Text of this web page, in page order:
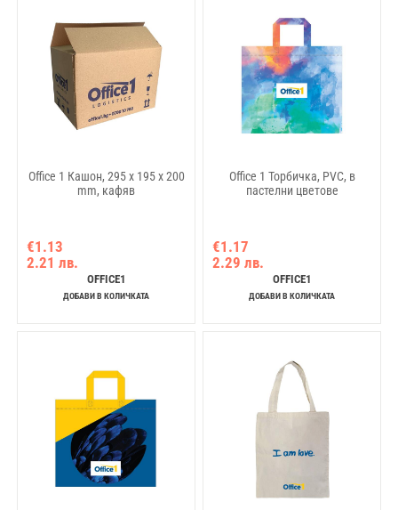
Office 1 Кашон, 295 x 195 x 200
mm, кафяв
€1.13
2.21 лв.
OFFICE1
ДОБАВИ В КОЛИЧКАТА
Office 1 Торбичка, PVC, в
пастелни цветове
€1.17
2.29 лв.
OFFICE1
ДОБАВИ В КОЛИЧКАТА